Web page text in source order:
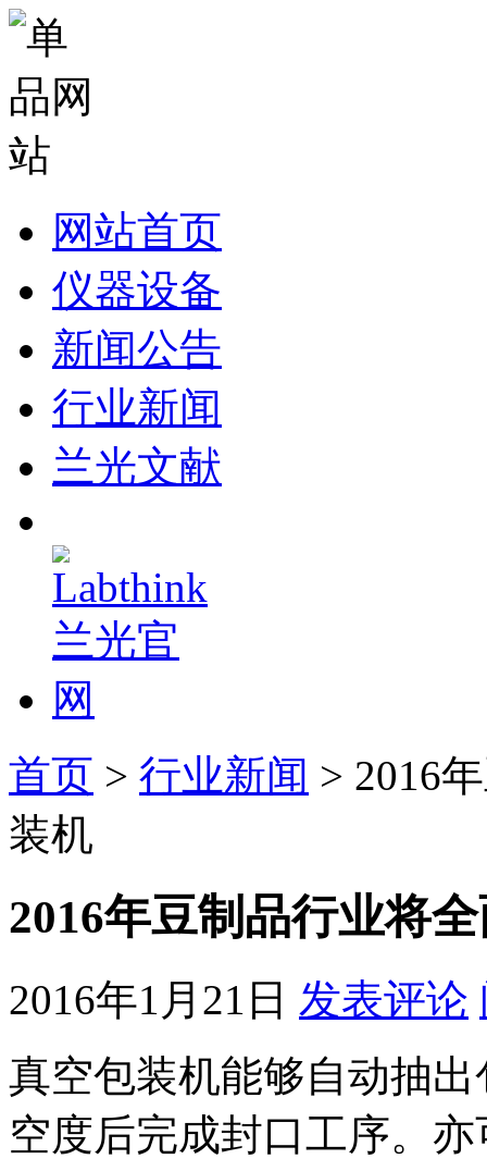
网站首页
仪器设备
新闻公告
行业新闻
兰光文献
首页 > 行业新闻 > 2016
装机
2016年豆制品行业将
2016年1月21日 发表评论
真空包装机能够自动抽
空度后完成封口工序。